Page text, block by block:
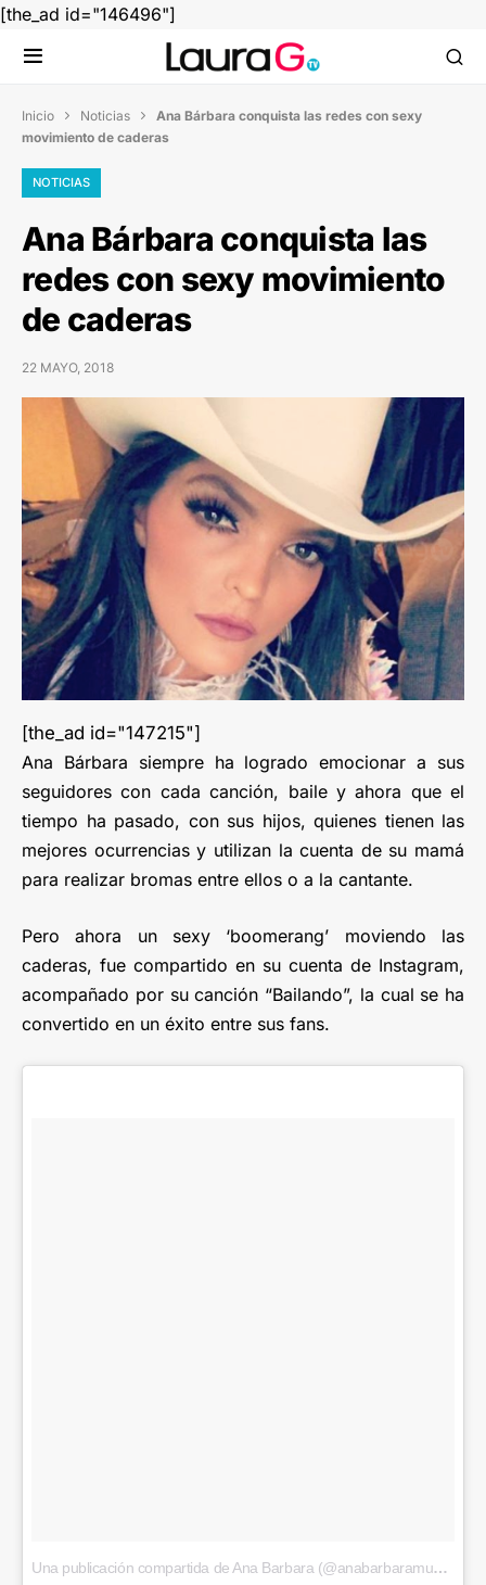
[the_ad id="146496"]
Inicio  Noticias  Ana Bárbara conquista las redes con sexy
movimiento de caderas
NOTICIAS
Ana Bárbara conquista las
redes con sexy movimiento
de caderas
22 MAYO, 2018
[the_ad id="147215"]
Ana Bárbara siempre ha logrado emocionar a sus
seguidores con cada canción, baile y ahora que el
tiempo ha pasado, con sus hijos, quienes tienen las
mejores ocurrencias y utilizan la cuenta de su mamá
para realizar bromas entre ellos o a la cantante.
Pero ahora un sexy ‘boomerang’ moviendo las
caderas, fue compartido en su cuenta de Instagram,
acompañado por su canción “Bailando”, la cual se ha
convertido en un éxito entre sus fans.
Una publicación compartida de Ana Barbara (@anabarbaramusic)